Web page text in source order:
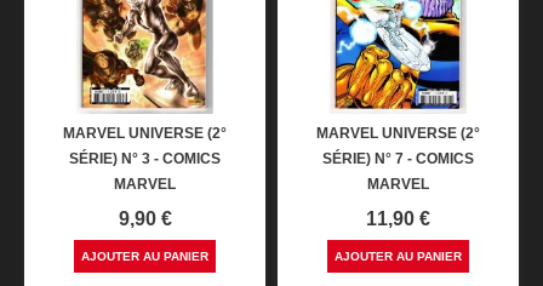
MARVEL UNIVERSE (2°
SÉRIE) N° 3 - COMICS
MARVEL
Prix
9,90 €
AJOUTER AU PANIER
MARVEL UNIVERSE (2°
SÉRIE) N° 7 - COMICS
MARVEL
Prix
11,90 €
AJOUTER AU PANIER